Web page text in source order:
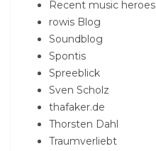
Recent music heroes
rowis Blog
Soundblog
Spontis
Spreeblick
Sven Scholz
thafaker.de
Thorsten Dahl
Traumverliebt